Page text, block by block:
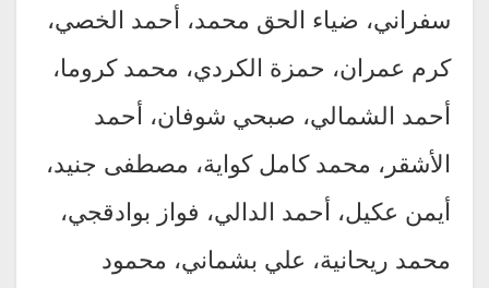
سفراني، ضياء الحق محمد، أحمد الخصي،
كرم عمران، حمزة الكردي، محمد كروما،
أحمد الشمالي، صبحي شوفان، أحمد
الأشقر، محمد كامل كواية، مصطفى جنيد،
أيمن عكيل، أحمد الدالي، فواز بوادقجي،
محمد ريحانية، علي بشماني، محمود